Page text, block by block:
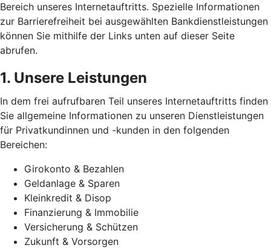
Bereich unseres Internetauftritts. Spezielle Informationen
zur Barrierefreiheit bei ausgewählten Bankdienstleistungen
können Sie mithilfe der Links unten auf dieser Seite
abrufen.
1. Unsere Leistungen
In dem frei aufrufbaren Teil unseres Internetauftritts finden
Sie allgemeine Informationen zu unseren Dienstleistungen
für Privatkundinnen und -kunden in den folgenden
Bereichen:
Girokonto & Bezahlen
Geldanlage & Sparen
Kleinkredit & Disop
Finanzierung & Immobilie
Versicherung & Schützen
Zukunft & Vorsorgen